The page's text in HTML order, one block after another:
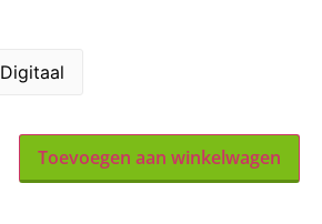
Digitaal
Toevoegen aan winkelwagen